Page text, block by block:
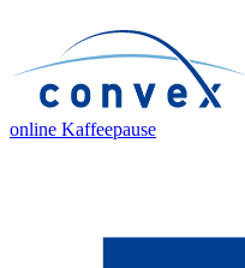
online Kaffeepause